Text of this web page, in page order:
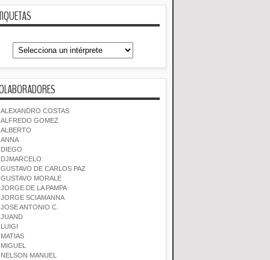
ALEXANDRO COSTAS
ALFREDO GOMEZ
ALBERTO
ANNA
DIEGO
DJMARCELO
GUSTAVO DE CARLOS PAZ
GUSTAVO MORALE
JORGE DE LA PAMPA
JORGE SCIAMANNA
JOSE ANTONIO C.
JUAND
LUIGI
MATIAS
MIGUEL
NELSON MANUEL